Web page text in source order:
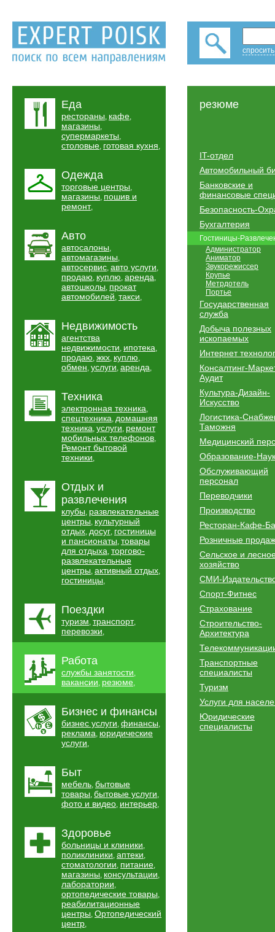
Еда
рестораны, кафе,
магазины,
супермаркеты,
столовые, готовая кухня,
Одежда
торговые центры,
магазины, пошив и
ремонт,
Авто
автосалоны,
автомагазины,
автосервис, авто услуги,
продаю, куплю, аренда,
автошколы, прокат
автомобилей, такси,
Недвижимость
агентства
недвижимости, ипотека,
продаю, жкх, куплю,
обмен, услуги, аренда,
Техника
электронная техника,
спецтехника, домашняя
техника, услуги, ремонт
мобильных телефонов,
Ремонт бытовой
техники,
Отдых и
развлечения
клубы, развлекательные
центры, культурный
отдых, досуг, гостиницы
и пансионаты, товары
для отдыха, торгово-
развлекательные
центры, активный отдых,
гостиницы,
Поездки
туризм, транспорт,
перевозки,
Работа
службы занятости,
вакансии, резюме,
Бизнес и финансы
бизнес услуги, финансы,
реклама, юридические
услуги,
Быт
мебель, бытовые
товары, бытовые услуги,
фото и видео, интерьер,
Здоровье
больницы и клиники,
поликлиники, аптеки,
стоматологии, питание,
магазины, консультации,
лаборатории,
ортопедические товары,
реабилитационные
центры, Ортопедический
центр,
резюме
IT-отдел
Автомобильный
Банковские и
финансовые
Безопасность-
Бухгалтерия
Гостиницы-
Администратор
Аниматор
Звукорежиссер
Крупье
Метрдотель
Портье
Государственная
служба
Добыча полезных
ископаемых
Интернет
Консалтинг-
Аудит
Культура-Дизайн-
Искусство
Логистика-
Таможня
Медицинский
Образование-
Обслуживающий
персонал
Переводчики
Производство
Ресторан-Кафе-
Розничные
Сельское и
хозяйство
СМИ-
Спорт-Фитнес
Страхование
Строительство-
Архитектура
Транспортные
специалисты
Туризм
Услуги для
Юридические
специалисты